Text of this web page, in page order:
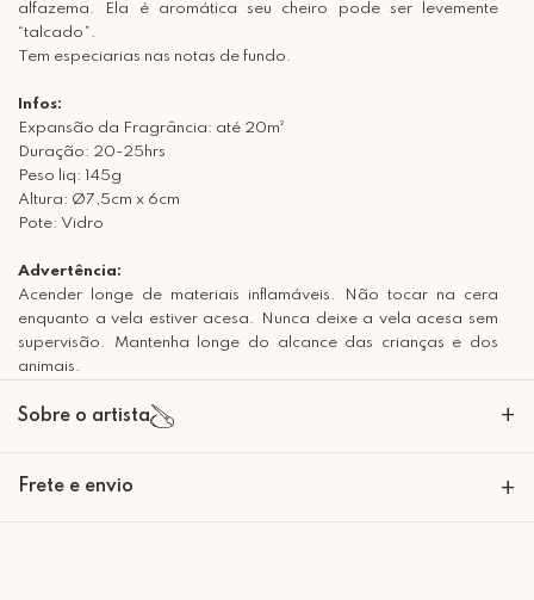
alfazema. Ela é aromática seu cheiro pode ser levemente
“talcado”.
Tem especiarias nas notas de fundo.
Infos:
Expansão da Fragrância: até 20m²
Duração: 20-25hrs
Peso liq: 145g
Altura: Ø7,5cm x 6cm
Pote: Vidro
Advertência:
Acender longe de materiais inflamáveis. Não tocar na cera
enquanto a vela estiver acesa. Nunca deixe a vela acesa sem
supervisão. Mantenha longe do alcance das crianças e dos
animais.
Sobre o artista +
Nós somos a Mimo Galeria, e apresentamos à vocês os produtos que
Frete e envio +